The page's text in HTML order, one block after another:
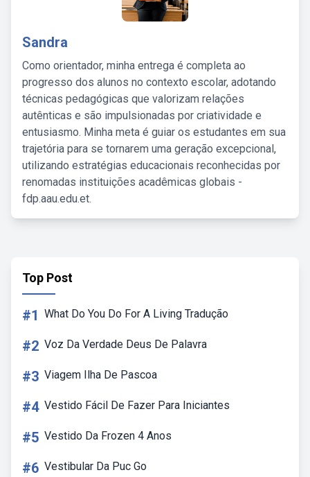
Sandra
Como orientador, minha entrega é completa ao
progresso dos alunos no contexto escolar, adotando
técnicas pedagógicas que valorizam relações
autênticas e são impulsionadas por criatividade e
entusiasmo. Minha meta é guiar os estudantes em sua
trajetória para se tornarem uma geração excepcional,
utilizando estratégias educacionais reconhecidas por
renomadas instituições acadêmicas globais -
fdp.aau.edu.et.
Top Post
#1 What Do You Do For A Living Tradução
#2 Voz Da Verdade Deus De Palavra
#3 Viagem Ilha De Pascoa
#4 Vestido Fácil De Fazer Para Iniciantes
#5 Vestido Da Frozen 4 Anos
#6 Vestibular Da Puc Go